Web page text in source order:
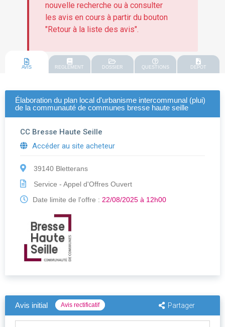
nouvelle recherche ou à consulter
les avis en cours à partir du bouton
"Retour à la liste des avis".
AVIS REGLEMENT DOSSIER QUESTIONS DEPOT
Élaboration du plan local d'urbanisme intercommunal (plui)
de la communauté de communes bresse haute seille
CC Bresse Haute Seille
Accéder au site acheteur
39140 Bletterans
Service - Appel d'Offres Ouvert
Date limite de l'offre : 22/08/2025 à 12h00
Avis initial Avis rectificatif Partager